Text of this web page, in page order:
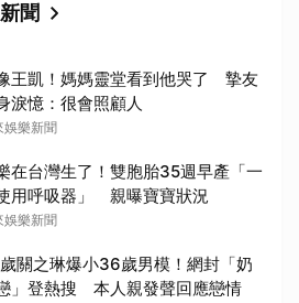
聞
王凱！媽媽靈堂看到他哭了 摯友
淚憶：很會照顧人
娛樂新聞
在台灣生了！雙胞胎35週早產「一
用呼吸器」 親曝寶寶狀況
娛樂新聞
關之琳爆小36歲男模！網封「奶
」登熱搜 本人親發聲回應戀情